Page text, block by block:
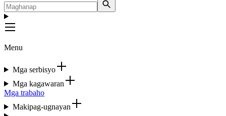
Menu
Mga serbisyo
Mga kagawaran
Mga trabaho
Makipag-ugnayan